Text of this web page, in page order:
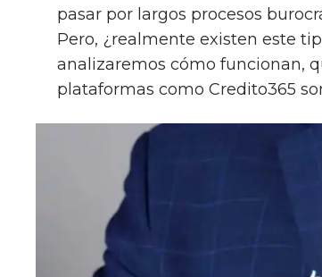
pasar por largos procesos
Pero, ¿realmente existen este
analizaremos cómo funcionan,
plataformas como Credito365